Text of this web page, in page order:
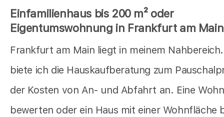
Einfamilienhaus bis 200 m² oder
Eigentumswohnung in Frankfurt am Main
Frankfurt am Main liegt in meinem
biete ich die Hauskaufberatung zum
der Kosten von An- und Abfahrt an. Eine
bewerten oder ein Haus mit einer Wohnfläche